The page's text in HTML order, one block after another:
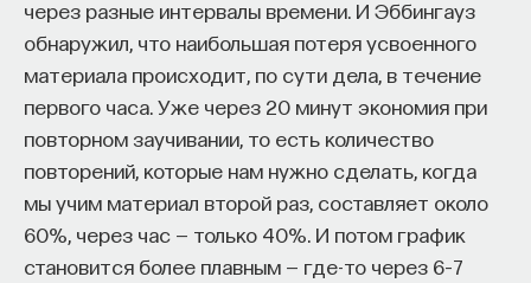
через разные интервалы времени. И Эббингауз
обнаружил, что наибольшая потеря усвоенного
материала происходит, по сути дела, в течение
первого часа. Уже через 20 минут экономия при
повторном заучивании, то есть количество
повторений, которые нам нужно сделать, когда
мы учим материал второй раз, составляет около
60%, через час — только 40%. И потом график
становится более плавным — где-то через 6–7